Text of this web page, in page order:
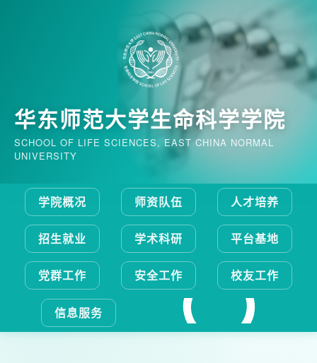
华东师范大学生命科学学院
SCHOOL OF LIFE SCIENCES, EAST CHINA NORMAL
UNIVERSITY
学院概况 师资队伍 人才培养
招生就业 学术科研 平台基地
党群工作 安全工作 校友工作
信息服务